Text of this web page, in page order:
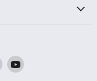
Finden
Sie
Finden